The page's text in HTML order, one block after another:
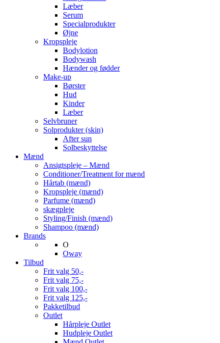
Læber
Serum
Specialprodukter
Øjne
Kropspleje
Bodylotion
Bodywash
Hænder og fødder
Make-up
Børster
Hud
Kinder
Læber
Selvbruner
Solprodukter (skin)
After sun
Solbeskyttelse
Mænd
Ansigtspleje – Mænd
Conditioner/Treatment for mænd
Hårtab (mænd)
Kropspleje (mænd)
Parfume (mænd)
skægpleje
Styling/Finish (mænd)
Shampoo (mænd)
Brands
O
Oway
Tilbud
Frit valg 50,-
Frit valg 75,-
Frit valg 100,-
Frit valg 125,-
Pakketilbud
Outlet
Hårpleje Outlet
Hudpleje Outlet